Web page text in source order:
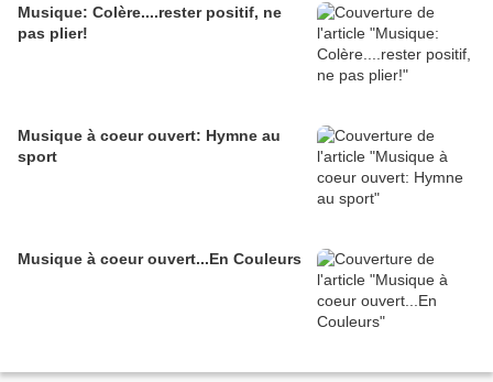
Musique: Colère....rester positif, ne
pas plier!
Musique à coeur ouvert: Hymne au
sport
Musique à coeur ouvert...En Couleurs